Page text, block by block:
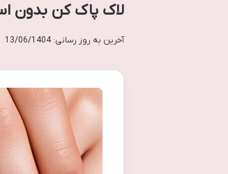
لاک پاک کن بدون
آخرین به روز رسانی: 13/06/1404